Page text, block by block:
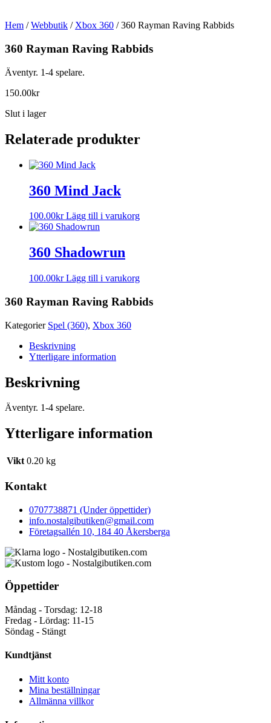
Hem /Webbutik / Xbox 360 / 360 Rayman Raving Rabbids
360 Rayman Raving Rabbids
Äventyr. 1-4 spelare.
150.00kr
Slut i lager
Relaterade produkter
360 Mind Jack
100.00kr Lägg till i varukorg
360 Shadowrun
100.00kr Lägg till i varukorg
360 Rayman Raving Rabbids
Kategorier Spel (360), Xbox 360
Beskrivning
Ytterligare information
Beskrivning
Äventyr. 1-4 spelare.
Ytterligare information
Vikt 0.20 kg
Kontakt
0707738871 (Under öppettider)
info.nostalgibutiken@gmail.com
Företagsallén 10, 184 40 Åkersberga
Öppettider
Måndag - Torsdag: 12-18
Fredag - Lördag: 11-15
Söndag - Stängt
Kundtjänst
Mitt konto
Mina beställningar
Allmänna villkor